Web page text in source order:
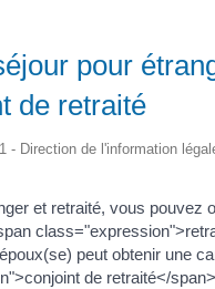
pour
de retraité
- Direction de l'information
et retraité, vous pouvez
peut obtenir une
de retraité</